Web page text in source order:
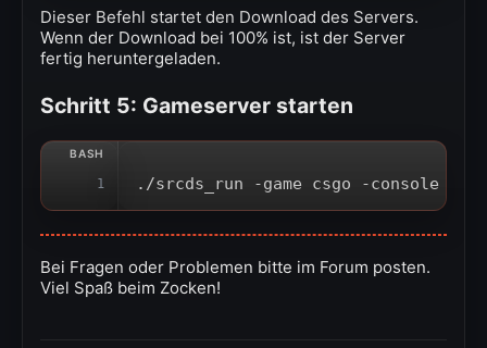
Dieser Befehl startet den Download des Servers.
Wenn der Download bei 100% ist, ist der Server
fertig heruntergeladen.
Schritt 5: Gameserver starten
1 ./srcds_run -game csgo -console -
Bei Fragen oder Problemen bitte im Forum posten.
Viel Spaß beim Zocken!